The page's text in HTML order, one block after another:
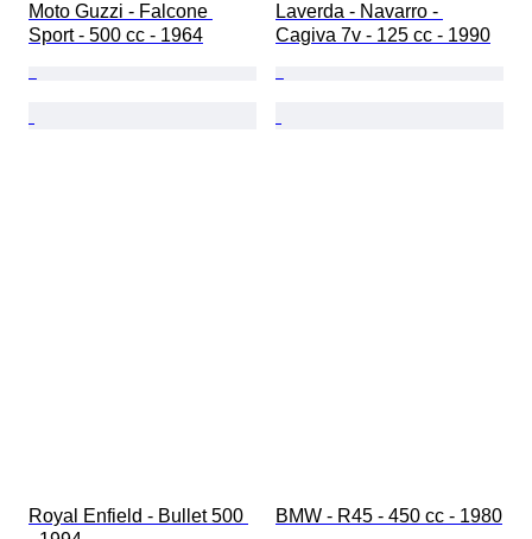
Moto Guzzi - Falcone
Sport - 500 cc - 1964
Laverda - Navarro -
Cagiva 7v - 125 cc - 1990
Royal Enfield - Bullet 500
BMW - R45 - 450 cc - 1980